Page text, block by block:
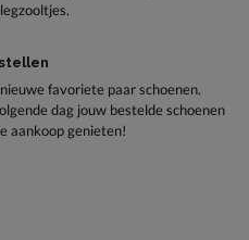
favoriete paar schoenen.
dag jouw bestelde schoenen
aankoop genieten!